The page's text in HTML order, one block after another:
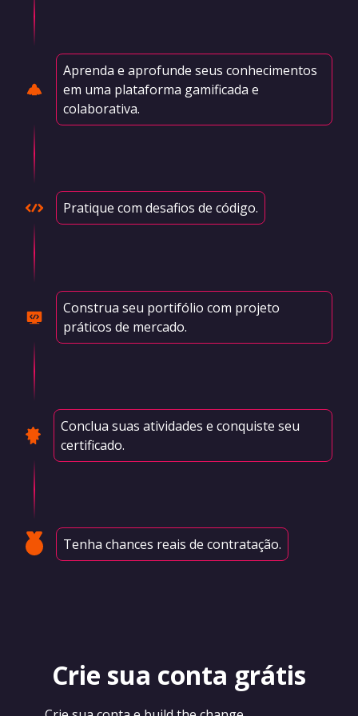
Aprenda e aprofunde seus conhecimentos
em uma plataforma gamificada e
colaborativa.
Pratique com desafios de código.
Construa seu portifólio com projeto
práticos de mercado.
Conclua suas atividades e conquiste seu
certificado.
Tenha chances reais de contratação.
Crie sua conta grátis